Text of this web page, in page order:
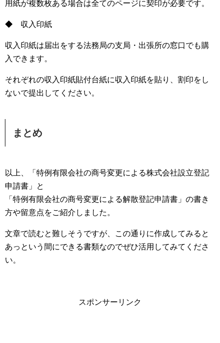
用紙が複数枚ある場合は全てのページに契印が必要です。
◆ 収入印紙
収入印紙は届出をする法務局の支局・出張所の窓口でも購
入できます。
それぞれの収入印紙貼付台紙に収入印紙を貼り、割印をし
ないで提出してください。
まとめ
以上、「特例有限会社の商号変更による株式会社設立登記
申請書」と
「特例有限会社の商号変更による解散登記申請書」の書き
方や留意点をご紹介しました。
文章で読むと難しそうですが、この通りに作成してみると
あっという間にできる書類なのでぜひ活用してみてくださ
い。
スポンサーリンク